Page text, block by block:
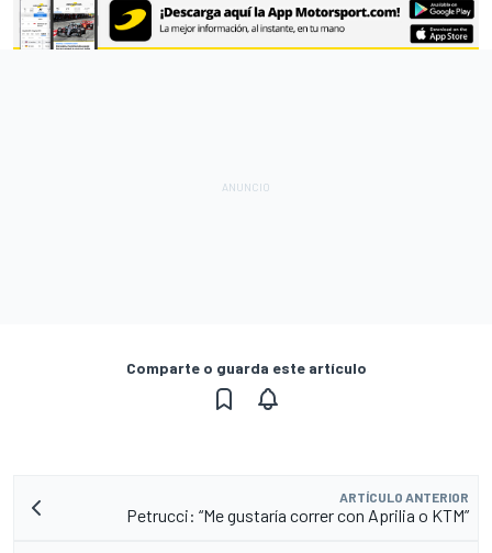
Comparte o guarda este artículo
ARTÍCULO ANTERIOR
Petrucci: “Me gustaría correr con Aprilia o KTM”